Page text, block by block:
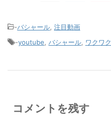
-バシャール, 注目動画
-youtube, バシャール, ワクワク
コメントを残す